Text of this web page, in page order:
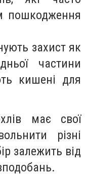
пошкодження
захист як
частини
кишені для
має свої
різні
залежить від